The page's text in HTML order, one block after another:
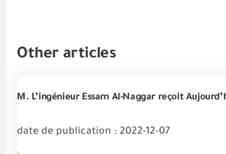
Other articles
date de publication : 2022-12-07